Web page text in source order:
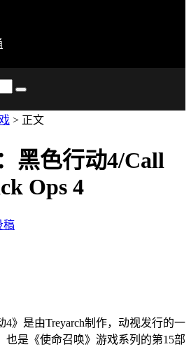
> 正文
黑色行动4/Call
Ops 4
稿
4》是由Treyarch制作，动视发行的一
也是《使命召唤》游戏系列的第15部